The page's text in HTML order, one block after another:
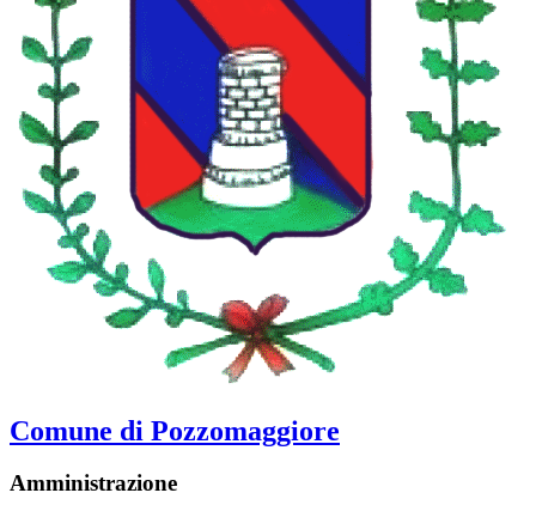
Comune di Pozzomaggiore
Amministrazione